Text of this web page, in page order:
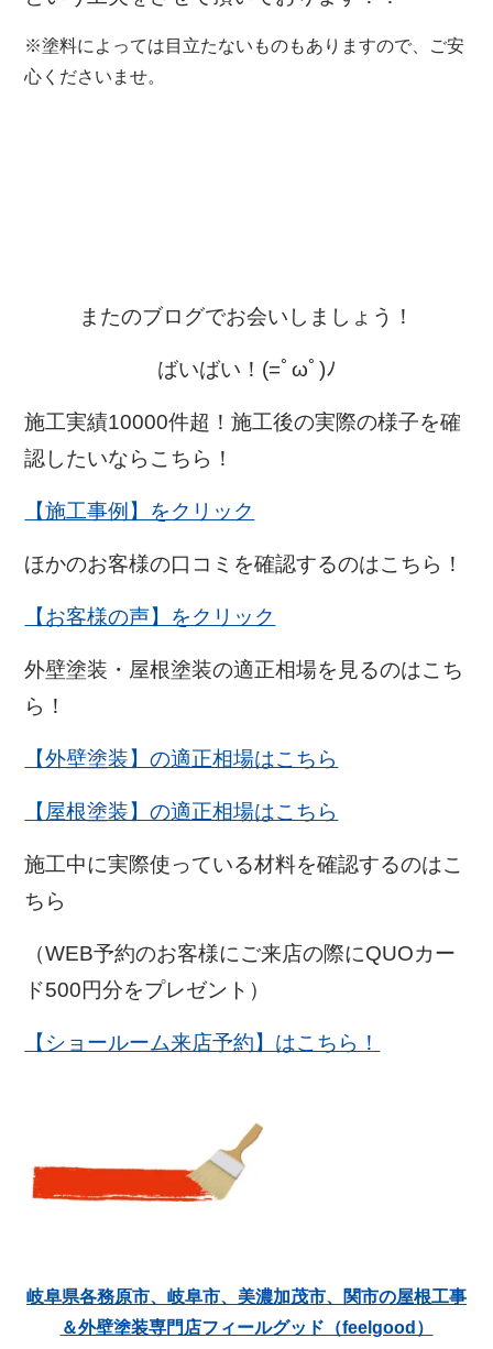
※塗料によっては目立たないものもありますので、ご安
心くださいませ。
またのブログでお会いしましょう！
ばいばい！(=ﾟωﾟ)ﾉ
施工実績10000件超！施工後の実際の様子を確
認したいならこちら！
【施工事例】をクリック
ほかのお客様の口コミを確認するのはこちら！
【お客様の声】をクリック
外壁塗装・屋根塗装の適正相場を見るのはこち
ら！
【外壁塗装】の適正相場はこちら
【屋根塗装】の適正相場はこちら
施工中に実際使っている材料を確認するのはこ
ちら
（WEB予約のお客様にご来店の際にQUOカー
ド500円分をプレゼント）
【ショールーム来店予約】はこちら！
岐阜県各務原市、岐阜市、美濃加茂市、関市の屋根工事
＆外壁塗装専門店フィールグッド（feelgood）